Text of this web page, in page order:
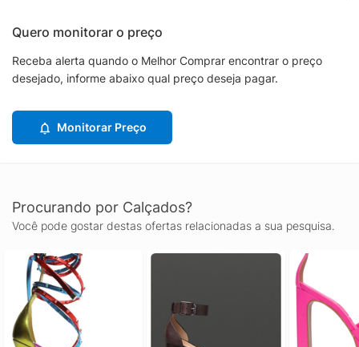
Quero monitorar o preço
Receba alerta quando o Melhor Comprar encontrar o preço
desejado, informe abaixo qual preço deseja pagar.
Monitorar Preço
Procurando por Calçados?
Você pode gostar destas ofertas relacionadas a sua pesquisa.